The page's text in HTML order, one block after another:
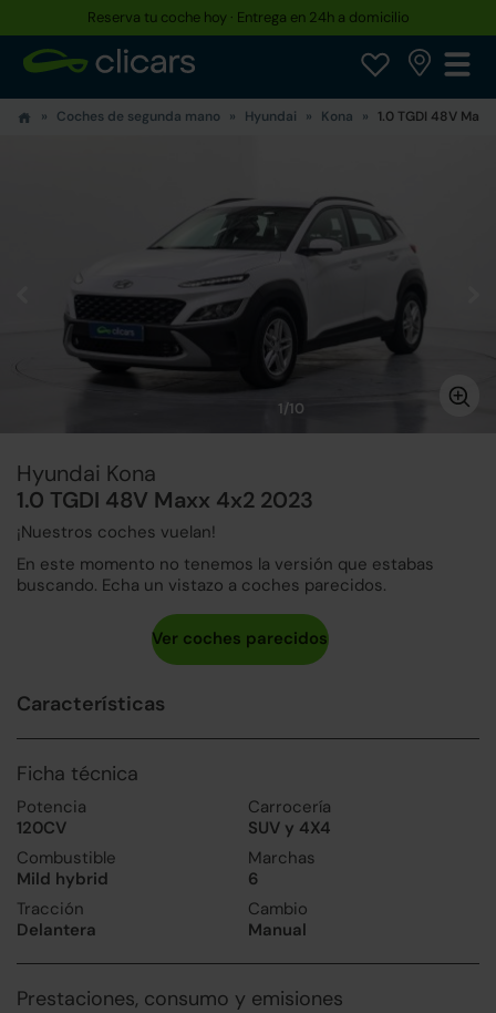
Reserva tu coche hoy · Entrega en 24h a domicilio
Coches de segunda mano Hyundai Kona 1.0 TGDI 48V
1/10
Hyundai Kona
1.0 TGDI 48V Maxx 4x2 2023
¡Nuestros coches vuelan!
En este momento no tenemos la versión que estabas
buscando. Echa un vistazo a coches parecidos.
Características
Ficha técnica
Potencia
120CV
Carrocería
SUV y 4X4
Combustible
Mild hybrid
Marchas
6
Tracción
Delantera
Cambio
Manual
Prestaciones, consumo y emisiones